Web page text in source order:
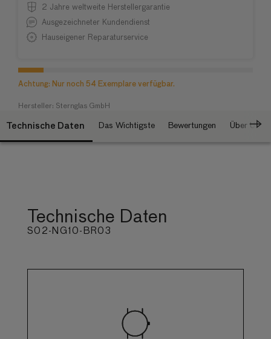
2 Jahre weltweite Herstellergarantie
Ausgezeichneter Kundendienst
Hauseigener Reparaturservice
Achtung: Nur noch 54 Exemplare verfügbar.
Hersteller: Sternglas GmbH
Technische Daten Das Wichtigste Bewertungen Über Uns
Technische Daten
S02-NG10-BR03